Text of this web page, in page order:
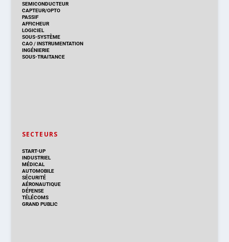
SEMICONDUCTEUR
CAPTEUR/OPTO
PASSIF
AFFICHEUR
LOGICIEL
SOUS-SYSTÈME
CAO/INSTRUMENTATION
INGÉNIERIE
SOUS-TRAITANCE
SECTEURS
START-UP
INDUSTRIEL
MÉDICAL
AUTOMOBILE
SÉCURITÉ
AÉRONAUTIQUE
DÉFENSE
TÉLÉCOMS
GRAND PUBLIC